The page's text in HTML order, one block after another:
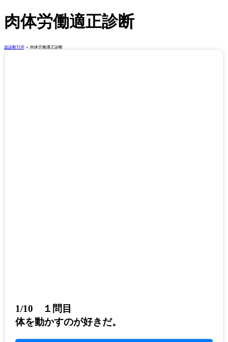
肉体労働適正診断
超診断TOP ＞ 肉体労働適正診断
1/10 １問目
体を動かすのが好きだ。